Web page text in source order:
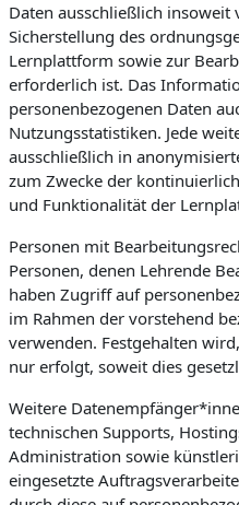
Daten ausschließlich insoweit
Sicherstellung des
Lernplattform sowie zur
erforderlich ist. Das
personenbezogenen Daten
Nutzungsstatistiken. Jede
ausschließlich in
zum Zwecke der
und Funktionalität der
Personen mit
Personen, denen Lehrende
haben Zugriff auf
im Rahmen der vorstehend
verwenden. Festgehalten
nur erfolgt, soweit dies
Weitere
technischen Supports,
Administration sowie
eingesetzte